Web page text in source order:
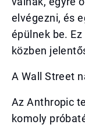
elvégezni, és
épülnek be.
közben
A Wall Street
Az Anthropic
komoly